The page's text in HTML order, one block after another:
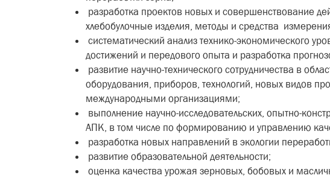
разработка проектов новых и совершенствование
хлебобулочные изделия, методы и средства
систематический анализ технико-экономического
достижений и передового опыта и разработка
развитие научно-технического сотрудничества в
оборудования, приборов, технологий, новых видов
международными организациями;
выполнение научно-исследовательских, опытно-
АПК, в том числе по формированию и управлению
разработка новых направлений в экологии
развитие образовательной деятельности;
оценка качества урожая зерновых, бобовых и